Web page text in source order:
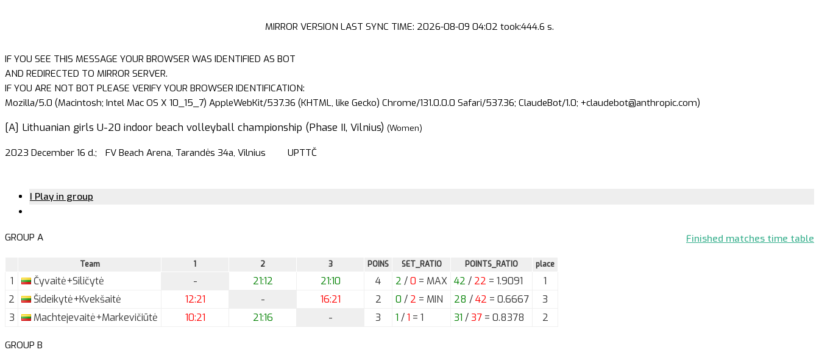
MIRROR VERSION LAST SYNC TIME: 2026-08-09 04:02 took:444.6 s.
IF YOU SEE THIS MESSAGE YOUR BROWSER WAS IDENTIFIED AS BOT
AND REDIRECTED TO MIRROR SERVER.
IF YOU ARE NOT BOT PLEASE VERIFY YOUR BROWSER IDENTIFICATION:
Mozilla/5.0 (Macintosh; Intel Mac OS X 10_15_7) AppleWebKit/537.36 (KHTML, like Gecko) Chrome/131.0.0.0 Safari/537.36; ClaudeBot/1.0; +claudebot@anthropic.com)
[A] Lithuanian girls U-20 indoor beach volleyball championship (Phase II, Vilnius) (Women)
2023 December 16 d.; FV Beach Arena, Tarandės 34a, Vilnius UPTTČ
I Play in group
Finished matches time table
GROUP A
Team 1 2 3 POINS SET_RATIO POINTS_RATIO place
1 Čyvaitė+Siličytė - 21:12 21:10 4 2 /0 = MAX 42 / 22 = 1.9091
1
2
Šideikytė+Kvekšaitė 12:21 - 16:21 2 0 / 2 = MIN 28 /42 = 0.6667
3
3
Machtejevaitė+Markevičiūtė 10:21 21:16 - 3 1 /1 = 1 31 /37 = 0.8378 2
GROUP B